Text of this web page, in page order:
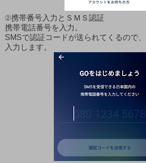
②携帯番号入力とＳＭＳ認証
携帯電話番号を入力。
SMSで認証コードが送られてくるので
入力します。